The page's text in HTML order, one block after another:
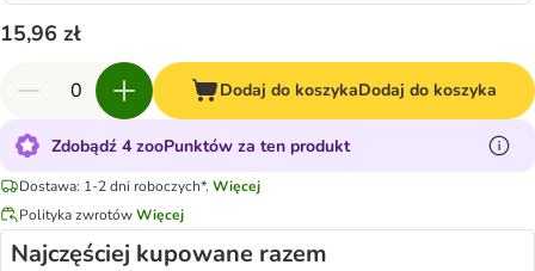
15,96 zł
Dodaj do koszykaDodaj do koszyka
Zdobądź 4 zooPunktów za ten produkt
Dostawa: 1-2 dni roboczych*. Więcej
Polityka zwrotówWięcej
Najczęściej kupowane razem